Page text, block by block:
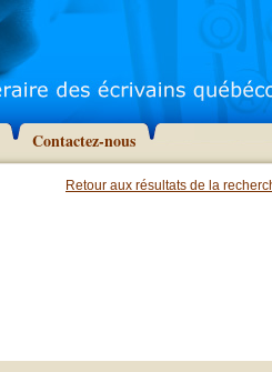
Contactez-nous
Retour aux résultats de la